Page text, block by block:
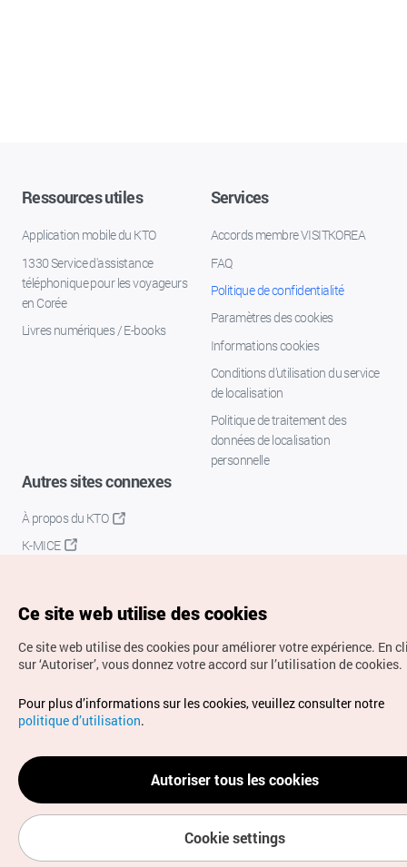
Ressources utiles
Application mobile du KTO
1330 Service d'assistance
téléphonique pour les voyageurs
en Corée
Livres numériques / E-books
Services
Accords membre VISITKOREA
FAQ
Politique de confidentialité
Paramètres des cookies
Informations cookies
Conditions d’utilisation du service
de localisation
Politique de traitement des
données de localisation
personnelle
Autres sites connexes
À propos du KTO
K-MICE
Droits d’auteur (c) Office National du Tourisme en Corée.
Tous droits réservés.
Pour les rapports d'erreurs et demandes de renseignements,
adressez vos demandes à
info.ontc@gmail.com
Ce site web utilise des cookies
Ce site web utilise des cookies pour améliorer votre expérience. En
sur ‘Autoriser’, vous donnez votre accord sur l’utilisation de cookies.
Pour plus d’informations sur les cookies, veuillez consulter notre
politique d’utilisation.
Autoriser tous les cookies
Cookie settings